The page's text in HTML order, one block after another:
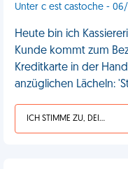
Unter c est castoche -
Heute bin ich
Kunde kommt zum
Kreditkarte in der
anzüglichen Lächeln:
ICH STIMME ZU, DEIN LEBEN IST SCHEISSE